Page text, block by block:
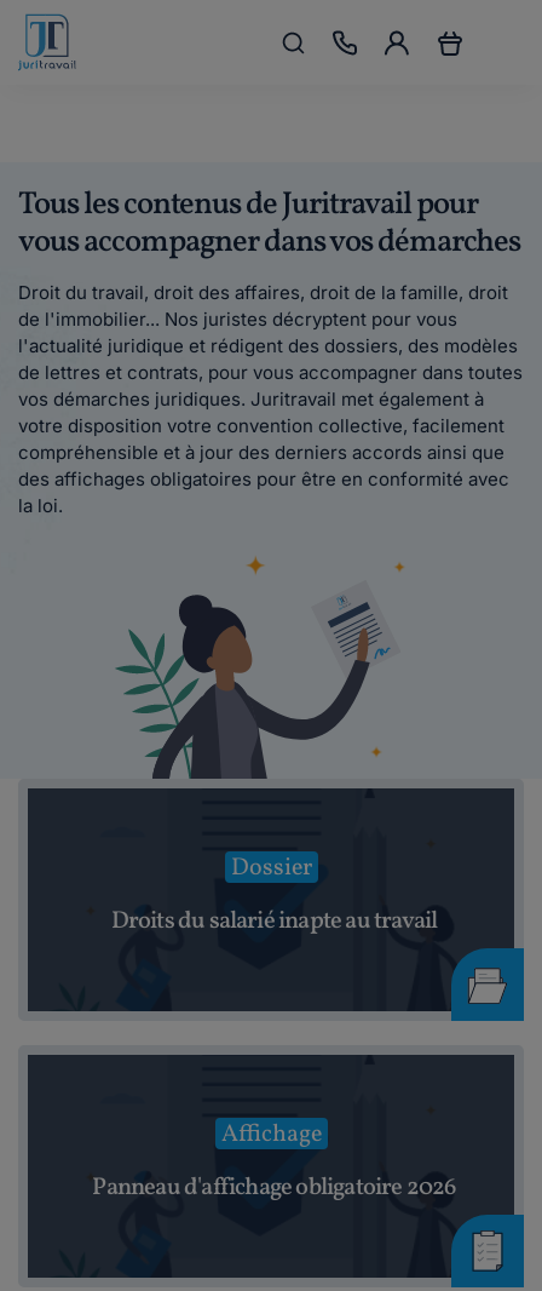
Tous les contenus de Juritravail pour
vous accompagner dans vos démarches
Droit du travail, droit des affaires, droit de la famille, droit
de l'immobilier... Nos juristes décryptent pour vous
l'actualité juridique et rédigent des dossiers, des modèles
de lettres et contrats, pour vous accompagner dans toutes
vos démarches juridiques. Juritravail met également à
votre disposition votre convention collective, facilement
compréhensible et à jour des derniers accords ainsi que
des affichages obligatoires pour être en conformité avec
la loi.
Dossier
Droits du salarié inapte au travail
Affichage
Panneau d'affichage obligatoire 2026